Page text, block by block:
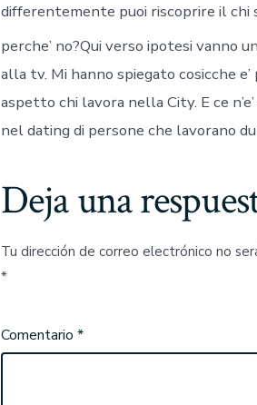
differentemente puoi riscoprire il chi
perche’ no?Qui verso ipotesi vanno
alla tv. Mi hanno spiegato cosicche
aspetto chi lavora nella City. E ce
nel dating di persone che lavorano
Deja una
Tu dirección de correo electrónico no
*
Comentario *